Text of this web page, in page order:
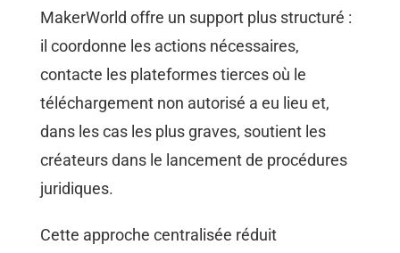
MakerWorld offre un support plus structuré :
il coordonne les actions nécessaires,
contacte les plateformes tierces où le
téléchargement non autorisé a eu lieu et,
dans les cas les plus graves, soutient les
créateurs dans le lancement de procédures
juridiques.
Cette approche centralisée réduit